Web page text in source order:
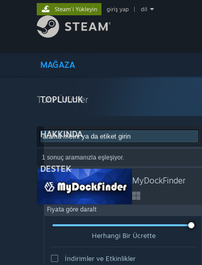
MAĞAZA
TOPLULUK
HAKKINDA
DESTEK
Steam'i Yükleyin giriş yap dil
Tüm Ürünler
1 sonuç aramanızla eşleşiyor.
MyDockFinder
Fiyata göre daralt
Herhangi Bir Ücrette
İndirimler ve Etkinlikler